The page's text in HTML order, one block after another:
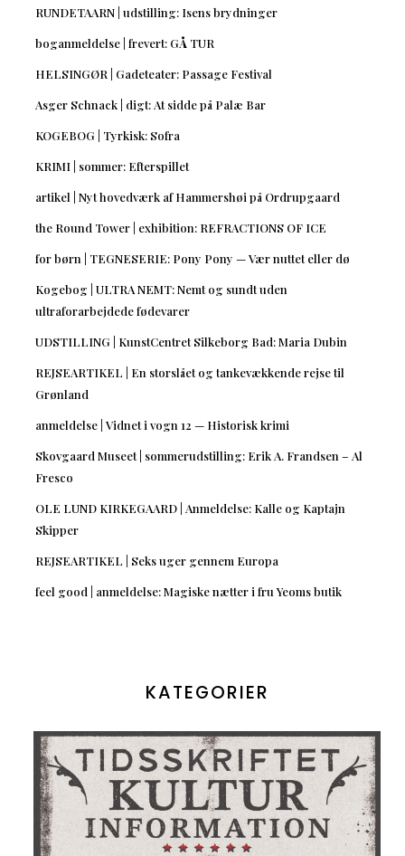
RUNDETAARN | udstilling: Isens brydninger
boganmeldelse | frevert: GÅ TUR
HELSINGØR | Gadeteater: Passage Festival
Asger Schnack | digt: At sidde på Palæ Bar
KOGEBOG | Tyrkisk: Sofra
KRIMI | sommer: Efterspillet
artikel | Nyt hovedværk af Hammershøi på Ordrupgaard
the Round Tower | exhibition: REFRACTIONS OF ICE
for børn | TEGNESERIE: Pony Pony — Vær nuttet eller dø
Kogebog | ULTRA NEMT: Nemt og sundt uden
ultraforarbejdede fødevarer
UDSTILLING | KunstCentret Silkeborg Bad: Maria Dubin
REJSEARTIKEL | En storslået og tankevækkende rejse til
Grønland
anmeldelse | Vidnet i vogn 12 — Historisk krimi
Skovgaard Museet | sommerudstilling: Erik A. Frandsen – Al
Fresco
OLE LUND KIRKEGAARD | Anmeldelse: Kalle og Kaptajn
Skipper
REJSEARTIKEL | Seks uger gennem Europa
feel good | anmeldelse: Magiske nætter i fru Yeoms butik
KATEGORIER